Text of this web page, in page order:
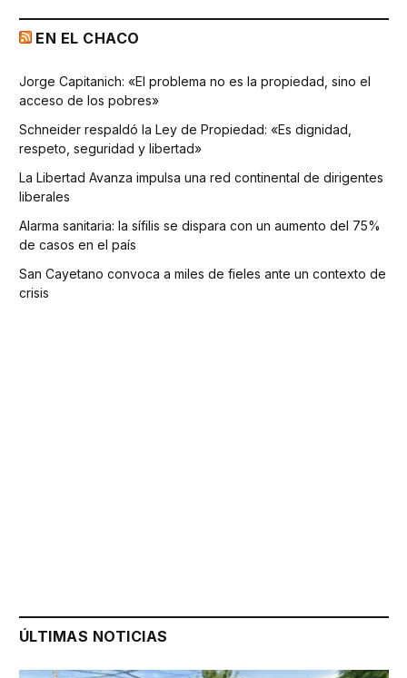
EN EL CHACO
Jorge Capitanich: «El problema no es la propiedad, sino el
acceso de los pobres»
Schneider respaldó la Ley de Propiedad: «Es dignidad,
respeto, seguridad y libertad»
La Libertad Avanza impulsa una red continental de dirigentes
liberales
Alarma sanitaria: la sífilis se dispara con un aumento del 75%
de casos en el país
San Cayetano convoca a miles de fieles ante un contexto de
crisis
ÚLTIMAS NOTICIAS